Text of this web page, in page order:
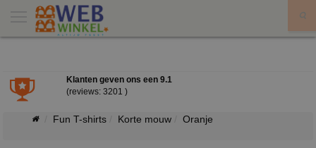
Klanten geven ons een 9.1
(reviews: 3201 )
Fun T-shirts Korte mouw Oranje